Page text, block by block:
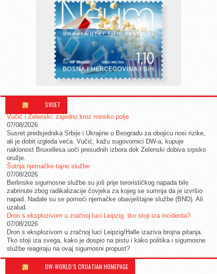
SVIJET
Vučić i Zelenski: zajedno kroz minsko polje
07/08/2026
Susret predsjednika Srbije i Ukrajine u Beogradu za obojicu nosi rizike,
ali je dobit izgleda veća. Vučić, kažu sugovornici DW-a, kupuje
naklonost Bruxellesa uoči presudnih izbora dok Zelenski dobiva srpsko
oružje.
Šutnja njemačke tajne službe
07/08/2026
Berlinske sigurnosne službe su još prije terorističkog napada bile
zabrinute zbog radikalizacije čovjeka za kojeg se sumnja da je izvršio
napad. Nadale su se pomoći njemačke obavještajne službe (BND). Ali
uzalud.
Dron s eksplozivom u zračnoj luci Leipzig: tko stoji iza incidenta?
07/08/2026
Dron s eksplozivom u zračnoj luci Leipzig/Halle izaziva brojna pitanja.
Tko stoji iza svega, kako je dospio na pistu i kako politika i sigurnosne
službe reagiraju na ovaj sigurnosni propust?
DW-WORLD´S CROATIAN HOMEPAGE